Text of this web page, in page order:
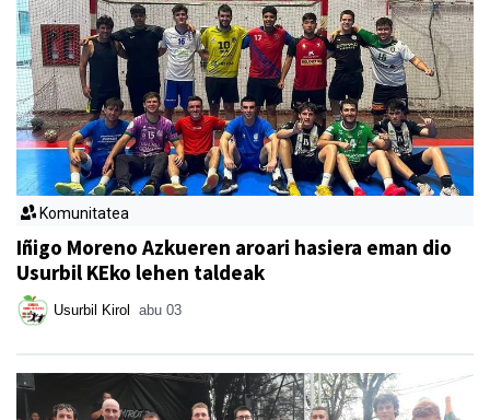
Komunitatea
Iñigo Moreno Azkueren aroari hasiera eman dio
Usurbil KEko lehen taldeak
Usurbil Kirol abu 03